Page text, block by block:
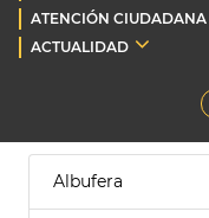
ATENCIÓN CIUDADANA
ACTUALIDAD
Albufera